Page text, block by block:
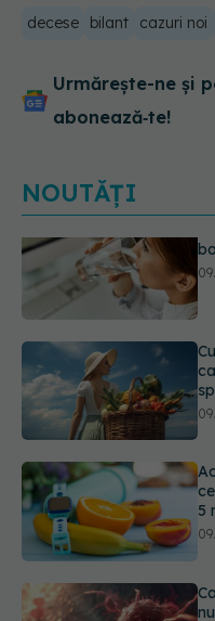
decese bilant cazuri noi
Urmărește-ne și
abonează‑te!
NOUTĂȚI